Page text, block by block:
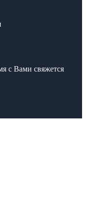
с Вами свяжется